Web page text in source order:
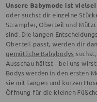
Unsere Babymode ist
oder suchst dir einzelne
Strampler, Oberteil und
sind. Die langen
Oberteil passt, werden dir
gemütliche Babybodys
Ausschau hältst - bei uns
Bodys werden in den ersten
sie mit langen und kurzen
Öffnung für die kleinen